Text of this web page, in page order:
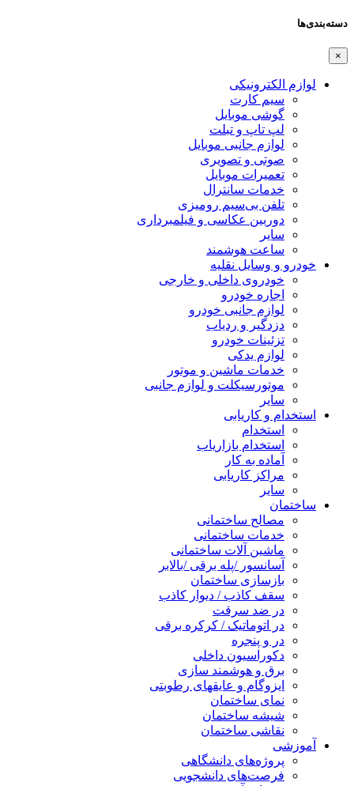
دسته‌بندی‌ها
×
لوازم الکترونیکی
سیم کارت
گوشی موبایل
لپ تاپ و تبلت
لوازم جانبی موبایل
صوتی و تصویری
تعمیرات موبایل
خدمات سانترال
تلفن بی‌سیم رومیزی
دوربین عکاسی و فیلمبرداری
سایر
ساعت هوشمند
خودرو و وسایل نقلیه
خودروی داخلی و خارجی
اجاره خودرو
لوازم جانبی خودرو
دزدگیر و ردیاب
تزئینات خودرو
لوازم یدکی
خدمات ماشین و موتور
موتورسیکلت و لوازم جانبی
سایر
استخدام و کاریابی
استخدام
استخدام بازاریاب
آماده به کار
مراکز کاریابی
سایر
ساختمان
مصالح ساختمانی
خدمات ساختمانی
ماشین آلات ساختمانی
آسانسور /پله برقی /بالابر
بازسازی ساختمان
سقف کاذب / دیوار کاذب
در ضد سرقت
در اتوماتیک / کرکره برقی
در و پنجره
دکوراسیون داخلی
برق و هوشمند سازی
ایزوگام و عایقهای رطوبتی
نمای ساختمان
شیشه ساختمان
نقاشی ساختمان
آموزشی
پروژه‌های دانشگاهی
فرصت‌های دانشجویی